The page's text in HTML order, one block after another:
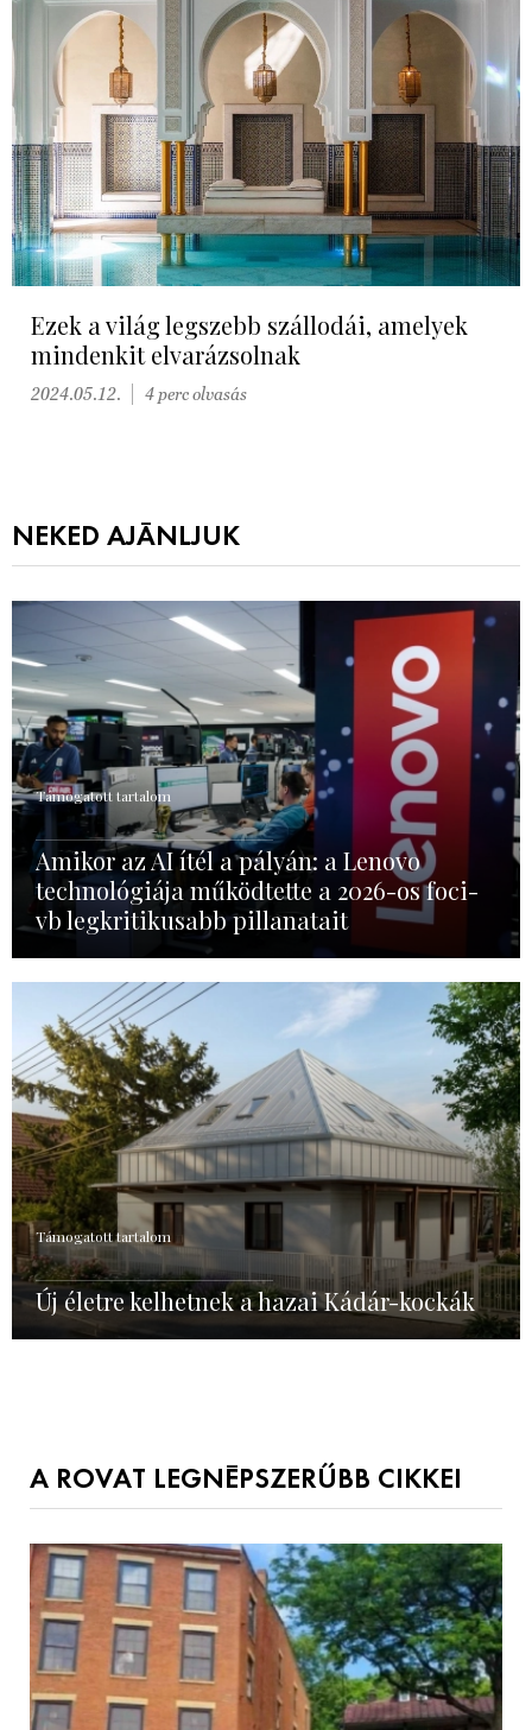
Ezek a világ legszebb szállodái, amelyek
mindenkit elvarázsolnak
2024.05.12. 4 perc olvasás
NEKED AJÁNLJUK
Támogatott tartalom
Amikor az AI ítél a pályán: a Lenovo
technológiája működtette a 2026-os foci-
vb legkritikusabb pillanatait
Támogatott tartalom
Új életre kelhetnek a hazai Kádár-kockák
A ROVAT LEGNÉPSZERŰBB CIKKEI